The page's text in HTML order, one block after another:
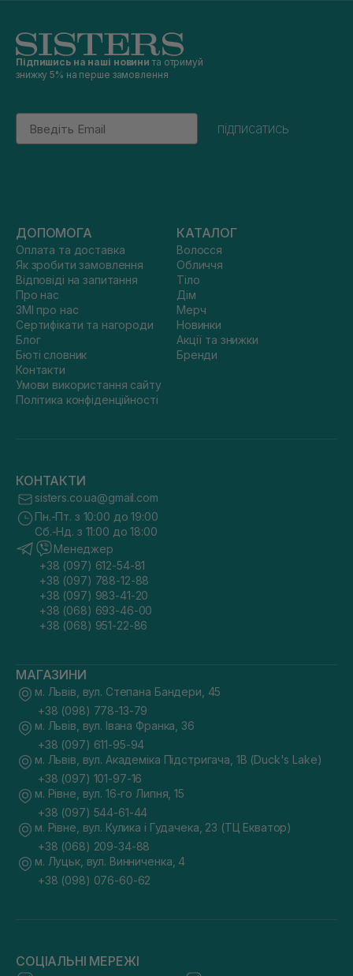
Підпишись на наші новини та отримуй
знижку 5% на перше замовлення
Email
підписатись
ДОПОМОГА
Оплата та доставка
Як зробити замовлення
Відповіді на запитання
Про нас
ЗМІ про нас
Сертифікати та нагороди
Блог
Бюті словник
Контакти
Умови використання сайту
Політика конфіденційності
КАТАЛОГ
Волосся
Обличчя
Тіло
Дім
Мерч
Новинки
Акції та знижки
Бренди
КОНТАКТИ
sisters.co.ua@gmail.com
Пн.-Пт. з 10:00 до 19:00
Сб.-Нд. з 11:00 до 18:00
Менеджер
+38 (097) 612-54-81
+38 (097) 788-12-88
+38 (097) 983-41-20
+38 (068) 693-46-00
+38 (068) 951-22-86
МАГАЗИНИ
м. Львів, вул. Степана Бандери, 45
+38 (098) 778-13-79
м. Львів, вул. Івана Франка, 36
+38 (097) 611-95-94
м. Львів, вул. Академіка Підстригача, 1В (Duck's Lake)
+38 (097) 101-97-16
м. Рівне, вул. 16-го Липня, 15
+38 (097) 544-61-44
м. Рівне, вул. Кулика і Гудачека, 23 (ТЦ Екватор)
+38 (068) 209-34-88
м. Луцьк, вул. Винниченка, 4
+38 (098) 076-60-62
СОЦІАЛЬНІ МЕРЕЖІ